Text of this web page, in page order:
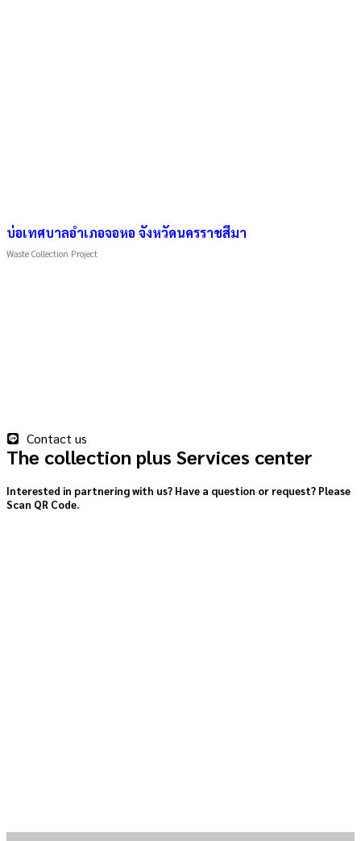
บ่อเทศบาลอำเภอจอหอ จังหวัดนครราชสีมา
Waste Collection Project
Contact us
The collection plus Services center
Interested in partnering with us? Have a question or request? Please
Scan QR Code.